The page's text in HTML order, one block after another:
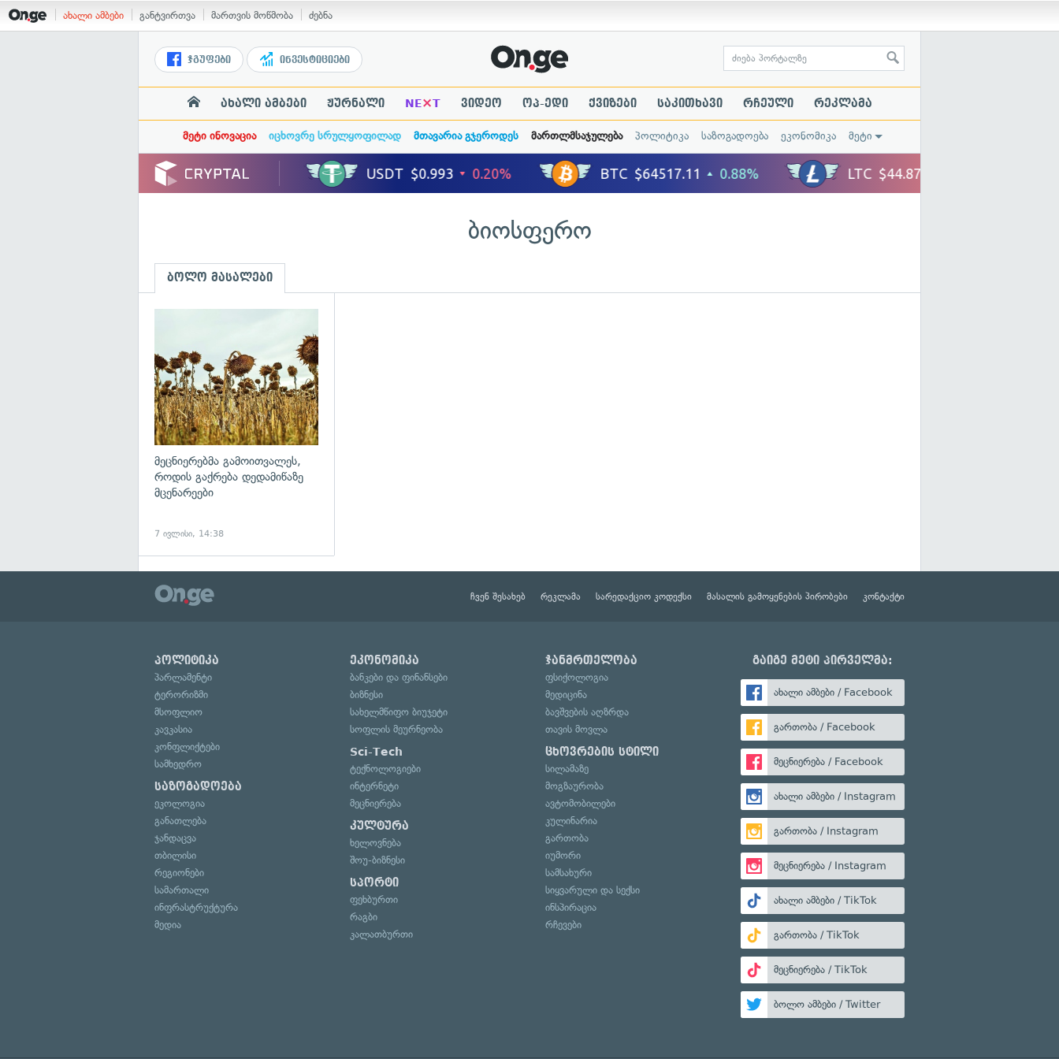
ახალი ამბები განტვირთვა მართვის მოწმობა ძებნა
ჯგუფები ინვესტიციები
ახალი ამბები ჟურნალი NE×T ვიდეო ოპ-ედი ქვიზები საკითხავი რჩეული რეკლამა
მეტი ინოვაცია იცხოვრე სრულყოფილად მთავარია გჯეროდეს მართლმსაჯულება პოლიტიკა საზოგადოება ეკონომიკა მეტი
ბიოსფერო
ბოლო მასალები
მეცნიერებმა გამოითვალეს,
როდის გაქრება დედამიწაზე
მცენარეები
7 ივლისი, 14:38
ჩვენ შესახებ რეკლამა სარედაქციო კოდექსი მასალის გამოყენების პირობები კონტაქტი
პოლიტიკა
პარლამენტი
ტერორიზმი
მსოფლიო
კავკასია
კონფლიქტები
სამხედრო
საზოგადოება
ეკოლოგია
განათლება
ჯანდაცვა
თბილისი
რეგიონები
სამართალი
ინფრასტრუქტურა
მედია
ეკონომიკა
ბანკები და ფინანსები
ბიზნესი
სახელმწიფო ბიუჯეტი
სოფლის მეურნეობა
Sci-Tech
ტექნოლოგიები
ინტერნეტი
მეცნიერება
კულტურა
ხელოვნება
შოუ-ბიზნესი
სპორტი
ფეხბურთი
რაგბი
კალათბურთი
ჯანმრთელობა
ფსიქოლოგია
მედიცინა
ბავშვების აღზრდა
თავის მოვლა
ცხოვრების სტილი
სილამაზე
მოგზაურობა
ავტომობილები
კულინარია
გართობა
იუმორი
სამსახური
სიყვარული და სექსი
ინსპირაცია
რჩევები
გაიგე მეტი პირველმა:
ახალი ამბები / Facebook
გართობა / Facebook
მეცნიერება / Facebook
ახალი ამბები / Instagram
გართობა / Instagram
მეცნიერება / Instagram
ახალი ამბები / TikTok
გართობა / TikTok
მეცნიერება / TikTok
ბოლო ამბები / Twitter